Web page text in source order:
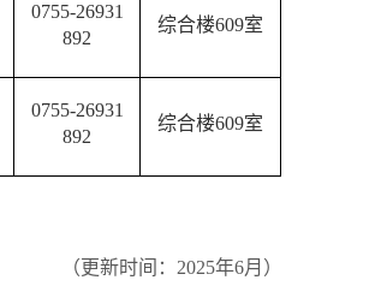
0755-26931
892
综合楼609室
0755-26931
892
综合楼609室
（更新时间：2025年6月）